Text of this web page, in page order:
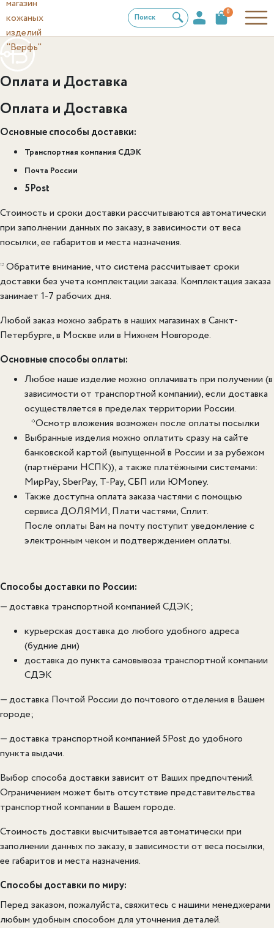
Поиск
0
Оплата и Доставка
Оплата и Доставка
Основные способы доставки:
Транспортная компания СДЭК
Почта России
5Post
Стоимость и сроки доставки рассчитываются автоматически
при заполнении данных по заказу, в зависимости от веса
посылки, ее габаритов и места назначения.
* Обратите внимание, что система рассчитывает сроки
доставки без учета комплектации заказа. Комплектация заказа
занимает 1-7 рабочих дня.
Любой заказ можно забрать в наших магазинах в Санкт-
Петербурге, в Москве или в Нижнем Новгороде.
Основные способы оплаты:
Любое наше изделие можно оплачивать при получении (в
зависимости от транспортной компании), если доставка
осуществляется в пределах территории России.
*Осмотр вложения возможен после оплаты посылки
Выбранные изделия можно оплатить сразу на сайте
банковской картой (выпущенной в России и за рубежом
(партнёрами НСПК)), а также платёжными системами:
МирPay, SberPay, T-Pay, СБП или ЮMoney.
Также доступна оплата заказа частями с помощью
сервиса ДОЛЯМИ, Плати частями, Сплит.
После оплаты Вам на почту поступит уведомление с
электронным чеком и подтверждением оплаты.
Способы доставки по России:
— доставка транспортной компанией СДЭК;
курьерская доставка до любого удобного адреса
(будние дни)
доставка до пункта самовывоза транспортной компании
СДЭК
— доставка Почтой России до почтового отделения в Вашем
городе;
— доставка транспортной компанией 5Post до удобного
пункта выдачи.
Выбор способа доставки зависит от Ваших предпочтений.
Ограничением может быть отсутствие представительства
транспортной компании в Вашем городе.
Стоимость доставки высчитывается автоматически при
заполнении данных по заказу, в зависимости от веса посылки,
ее габаритов и места назначения.
Способы доставки по миру:
Перед заказом, пожалуйста, свяжитесь с нашими менеджерами
любым удобным способом для уточнения деталей.